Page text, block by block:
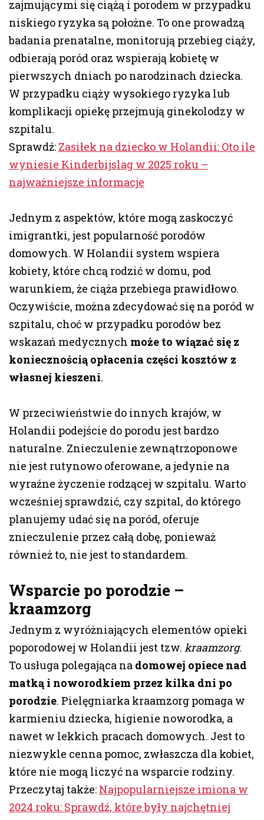
zajmującymi się ciążą i porodem w przypadku
niskiego ryzyka są położne. To one prowadzą
badania prenatalne, monitorują przebieg ciąży,
odbierają poród oraz wspierają kobietę w
pierwszych dniach po narodzinach dziecka.
W przypadku ciąży wysokiego ryzyka lub
komplikacji opiekę przejmują ginekolodzy w
szpitalu.
Sprawdź: Zasiłek na dziecko w Holandii: Oto ile
wyniesie Kinderbijslag w 2025 roku –
najważniejsze informacje
Jednym z aspektów, które mogą zaskoczyć
imigrantki, jest popularność porodów
domowych. W Holandii system wspiera
kobiety, które chcą rodzić w domu, pod
warunkiem, że ciąża przebiega prawidłowo.
Oczywiście, można zdecydować się na poród w
szpitalu, choć w przypadku porodów bez
wskazań medycznych może to wiązać się z
koniecznością opłacenia części kosztów z
własnej kieszeni.
W przeciwieństwie do innych krajów, w
Holandii podejście do porodu jest bardzo
naturalne. Znieczulenie zewnątrzoponowe
nie jest rutynowo oferowane, a jedynie na
wyraźne życzenie rodzącej w szpitalu. Warto
wcześniej sprawdzić, czy szpital, do którego
planujemy udać się na poród, oferuje
znieczulenie przez całą dobę, ponieważ
również to, nie jest to standardem.
Wsparcie po porodzie –
kraamzorg
Jednym z wyróżniających elementów opieki
poporodowej w Holandii jest tzw. kraamzorg.
To usługa polegająca na domowej opiece nad
matką i noworodkiem przez kilka dni po
porodzie. Pielęgniarka kraamzorg pomaga w
karmieniu dziecka, higienie noworodka, a
nawet w lekkich pracach domowych. Jest to
niezwykle cenna pomoc, zwłaszcza dla kobiet,
które nie mogą liczyć na wsparcie rodziny.
Przeczytaj także: Najpopularniejsze imiona w
2024 roku: Sprawdź, które były najchętniej